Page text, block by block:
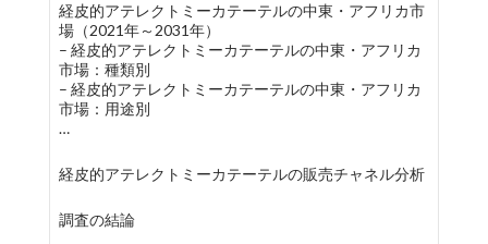
経皮的アテレクトミーカテーテルの中東・アフリカ市
場（2021年～2031年）
– 経皮的アテレクトミーカテーテルの中東・アフリカ
市場：種類別
– 経皮的アテレクトミーカテーテルの中東・アフリカ
市場：用途別
…
経皮的アテレクトミーカテーテルの販売チャネル分析
調査の結論